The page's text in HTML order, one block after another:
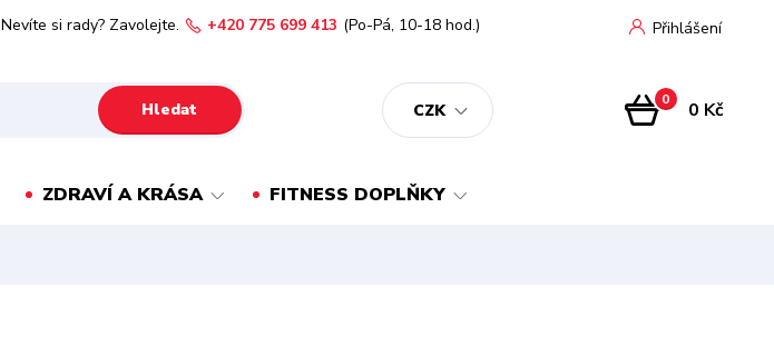
CZK
Přihlášení
Hledat
Nevíte si rady? Zavolejte. +420 775 699 413 (Po-Pá, 10-18 hod.)
0 0 Kč
ZDRAVÍ A KRÁSA FITNESS DOPLŇKY